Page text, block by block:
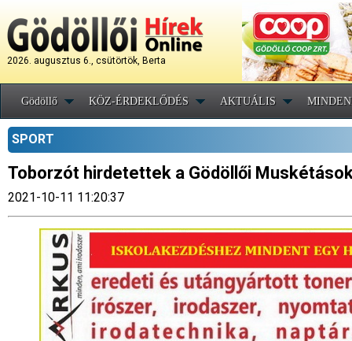
2026. augusztus 6., csütörtök, Berta
Gödöllő KÖZ-ÉRDEKLŐDÉS AKTUÁLIS
SPORT
Toborzót hirdetettek a Gödöllői
2021-10-11 11:20:37